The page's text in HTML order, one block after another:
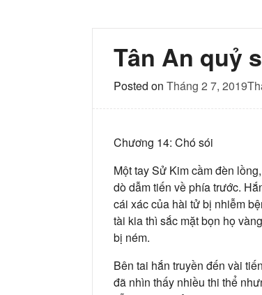
Tân An quỷ
Posted on Tháng 2 7, 2019
Chương 14: Chó sói
Một tay Sử Kim cầm đèn
dò dẫm tiến về phía trước.
cái xác của hài tử bị nhiễm
tài kia thì sắc mặt bọn họ
bị ném.
Bên tai hắn truyền đến vài
đã nhìn thấy nhiều thi thể